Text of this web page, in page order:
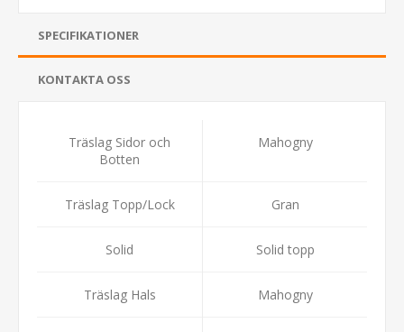
SPECIFIKATIONER
KONTAKTA OSS
Träslag Sidor och
Botten
Mahogny
Träslag Topp/Lock Gran
Solid Solid topp
Träslag Hals Mahogny